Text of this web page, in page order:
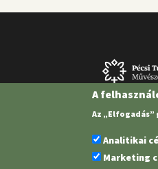
A
Az
Analitikai
Marketing